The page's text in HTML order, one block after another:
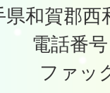
県和賀郡西
電話番
ファッ